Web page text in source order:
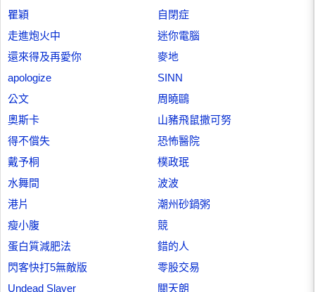
瞿穎
自閉症
走進炮火中
迷你電腦
還來得及再愛你
麥地
apologize
SINN
公文
周曉鷗
奧斯卡
山豬飛鼠撒可努
得不償失
恐怖醫院
戴予桐
樸政珉
水舞間
波波
港片
潮州砂鍋粥
瘦小腹
競
蛋白質減肥法
錯的人
閃客快打5無敵版
零股交易
Undead Slayer
關天朗